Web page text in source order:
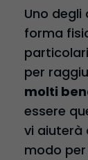
Uno
forma
per
molti
essere
vi aiuterà
modo